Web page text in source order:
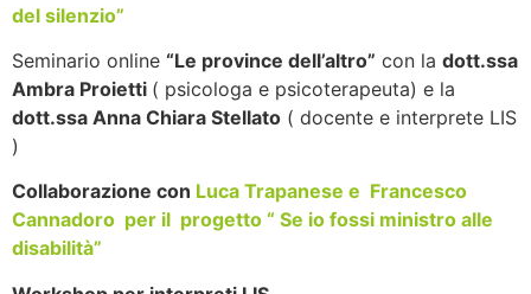
del silenzio”
Seminario online “Le province dell’altro” con la dott.ssa
Ambra Proietti ( psicologa e psicoterapeuta) e la
dott.ssa Anna Chiara Stellato ( docente e interprete LIS
)
Collaborazione con Luca Trapanese e Francesco
Cannadoro per il progetto “ Se io fossi ministro alle
disabilità”